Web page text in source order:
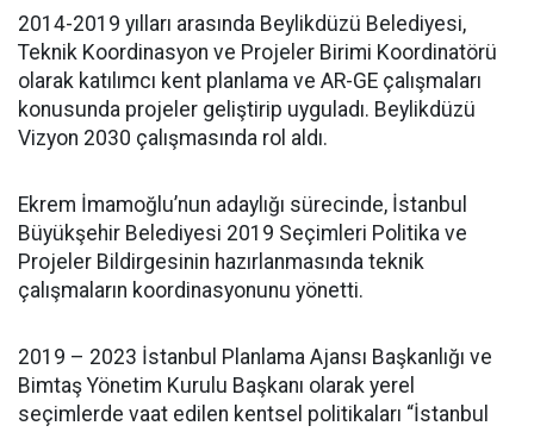
2014-2019 yılları arasında Beylikdüzü Belediyesi,
Teknik Koordinasyon ve Projeler Birimi Koordinatörü
olarak katılımcı kent planlama ve AR-GE çalışmaları
konusunda projeler geliştirip uyguladı. Beylikdüzü
Vizyon 2030 çalışmasında rol aldı.
Ekrem İmamoğlu’nun adaylığı sürecinde, İstanbul
Büyükşehir Belediyesi 2019 Seçimleri Politika ve
Projeler Bildirgesinin hazırlanmasında teknik
çalışmaların koordinasyonunu yönetti.
2019 – 2023 İstanbul Planlama Ajansı Başkanlığı ve
Bimtaş Yönetim Kurulu Başkanı olarak yerel
seçimlerde vaat edilen kentsel politikaları “İstanbul